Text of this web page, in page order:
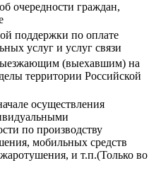
очередности граждан,
поддержки по оплате
услуг и услуг связи
(выехавшим) на
территории Российской
осуществления
по производству
мобильных средств
и т.п.(Только во